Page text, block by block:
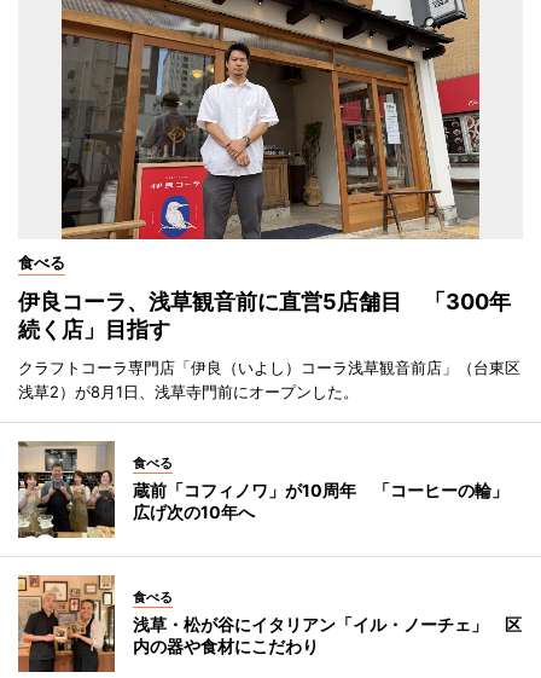
食べる
伊良コーラ、浅草観音前に直営5店舗目 「300年
続く店」目指す
クラフトコーラ専門店「伊良（いよし）コーラ浅草観音前店」（台東区
浅草2）が8月1日、浅草寺門前にオープンした。
食べる
蔵前「コフィノワ」が10周年 「コーヒーの輪」
広げ次の10年へ
食べる
浅草・松が谷にイタリアン「イル・ノーチェ」 区
内の器や食材にこだわり